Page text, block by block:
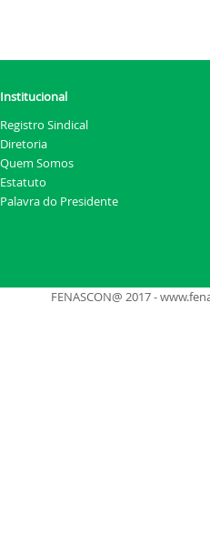
Institucional
Registro Sindical
Diretoria
Quem Somos
Estatuto
Palavra do Presidente
FENASCON@ 2017 -